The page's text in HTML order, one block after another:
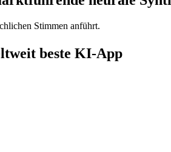
Stimmen anführt.
beste KI-App